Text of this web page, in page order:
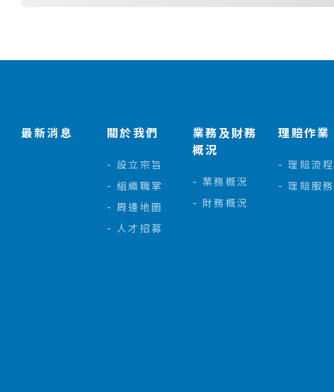
最新消息 關於我們
設立宗旨
組織職掌
周邊地圖
人才招募
業務及財務
概況
業務概況
財務概況
理賠作業
理賠流程
理賠服務